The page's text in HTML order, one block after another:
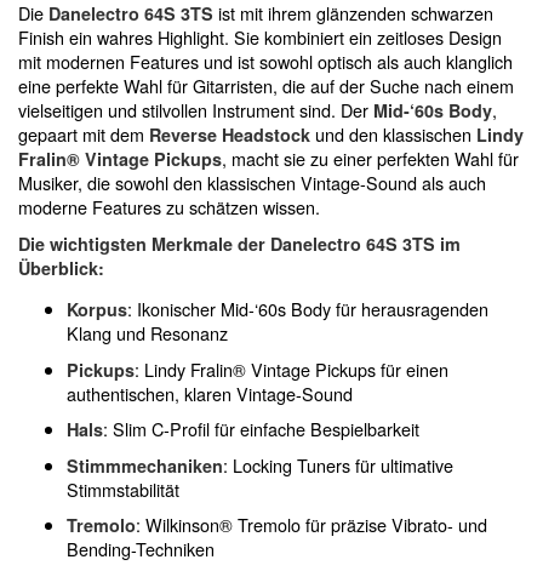
Die Danelectro 64S 3TS ist mit ihrem glänzenden schwarzen
Finish ein wahres Highlight. Sie kombiniert ein zeitloses Design
mit modernen Features und ist sowohl optisch als auch klanglich
eine perfekte Wahl für Gitarristen, die auf der Suche nach einem
vielseitigen und stilvollen Instrument sind. Der Mid-‘60s Body,
gepaart mit dem Reverse Headstock und den klassischen Lindy
Fralin® Vintage Pickups, macht sie zu einer perfekten Wahl für
Musiker, die sowohl den klassischen Vintage-Sound als auch
moderne Features zu schätzen wissen.
Die wichtigsten Merkmale der Danelectro 64S 3TS im
Überblick:
Korpus: Ikonischer Mid-‘60s Body für herausragenden
Klang und Resonanz
Pickups: Lindy Fralin® Vintage Pickups für einen
authentischen, klaren Vintage-Sound
Hals: Slim C-Profil für einfache Bespielbarkeit
Stimmmechaniken: Locking Tuners für ultimative
Stimmstabilität
Tremolo: Wilkinson® Tremolo für präzise Vibrato- und
Bending-Techniken